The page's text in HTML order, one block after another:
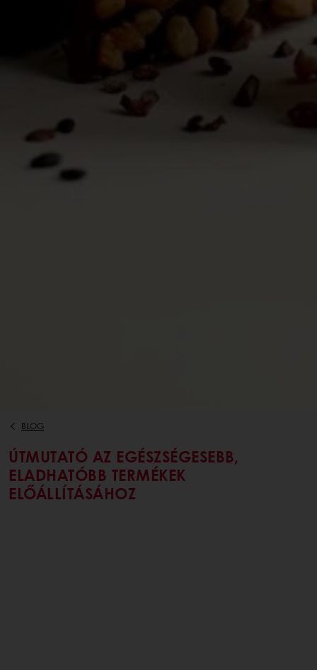
BLOG
ÚTMUTATÓ AZ EGÉSZSÉGESEBB,
ELADHATÓBB TERMÉKEK
ELŐÁLLÍTÁSÁHOZ